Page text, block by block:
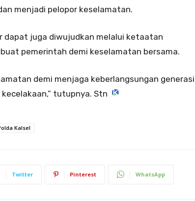
menjadi pelopor keselamatan.
dapat juga diwujudkan melalui ketaatan
pemerintah demi keselamatan bersama.
demi menjaga keberlangsungan generasi
tutupnya. Stn
Kalsel
Twitter Pinterest WhatsApp